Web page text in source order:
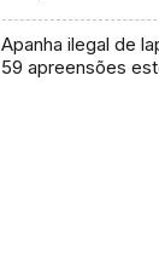
Apanha ilegal de
59 apreensões